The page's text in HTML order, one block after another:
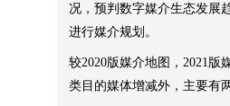
况，预判数字媒介生态发展
进行媒介规划。
较2020版媒介地图，2021版
类目的媒体增减外，主要有